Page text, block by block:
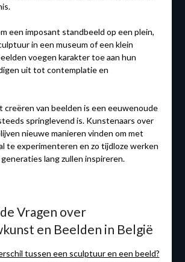
een imposant standbeeld op een plein,
in een museum of een klein
voegen karakter toe aan hun
uit tot contemplatie en
creëren van beelden is een eeuwenoude
springlevend is. Kunstenaars over
nieuwe manieren vinden om met
te experimenteren en zo tijdloze werken
lang zullen inspireren.
Vragen over
en Beelden in België
tussen een sculptuur en een beeld?